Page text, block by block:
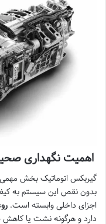
اهمیت نگهداری
گیربکس اتوماتیک بخش
بدون نقص این سیستم به
اجزای داخلی وابسته است.
دارد و هرگونه نشت یا